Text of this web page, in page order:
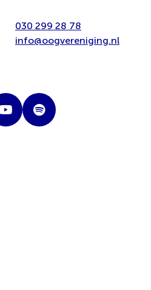
030 299 28 78
info@oogvereniging.nl